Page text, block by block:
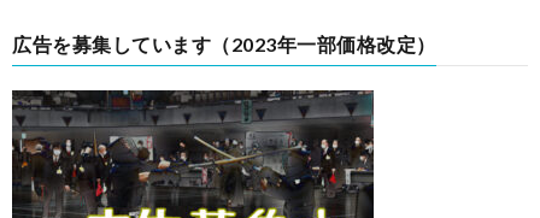
広告を募集しています（2023年一部価格改定）